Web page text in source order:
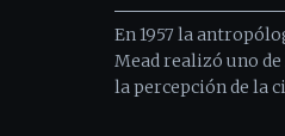
En 1957 la
Mead realizó uno
la percepción de la